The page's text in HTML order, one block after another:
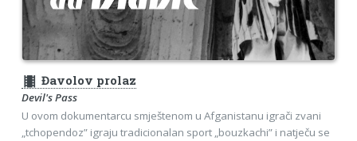
theaters Đavolov prolaz
Devil's Pass
U ovom dokumentarcu smještenom u Afganistanu igrači zvani
„tchopendoz” igraju tradicionalan sport „bouzkachi” i natječu se